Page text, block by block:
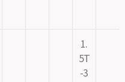
1.
5T
-3